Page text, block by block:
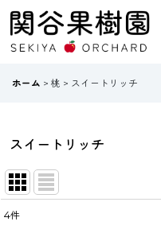
ホーム > 桃 > スイートリッチ
スイートリッチ
4件